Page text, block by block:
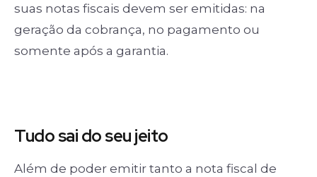
suas notas fiscais devem ser emitidas: na
geração da cobrança, no pagamento ou
somente após a garantia.
Tudo saido seu jeito
Além de poder emitir tanto a nota fiscal de